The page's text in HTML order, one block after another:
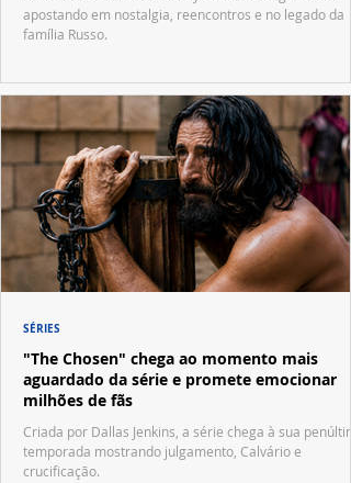
apostando em nostalgia, reencontros e no legado da
família Russo.
"The Chosen" chega ao momento mais
aguardado da série e promete emocionar
milhões de fãs
Criada por Dallas Jenkins, a série chega à sua
temporada mostrando julgamento, Calvário e
crucificação.
SÉRIES